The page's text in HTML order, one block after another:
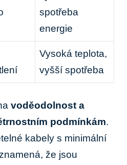
spotřeba
energie
Vysoká teplota,
vyšší spotřeba
voděodolnost a
podmínkám.
kabely s minimální
že jsou